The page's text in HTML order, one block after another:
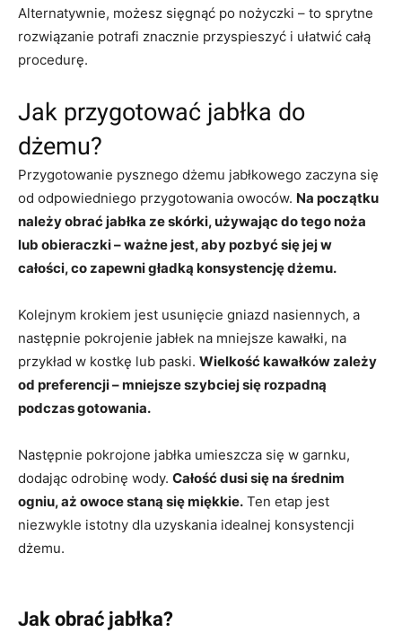
Alternatywnie, możesz sięgnąć po nożyczki – to sprytne
rozwiązanie potrafi znacznie przyspieszyć i ułatwić całą
procedurę.
Jak przygotować jabłka do
dżemu?
Przygotowanie pysznego dżemu jabłkowego zaczyna się
od odpowiedniego przygotowania owoców. Na początku
należy obrać jabłka ze skórki, używając do tego noża
lub obieraczki – ważne jest, aby pozbyć się jej w
całości, co zapewni gładką konsystencję dżemu.
Kolejnym krokiem jest usunięcie gniazd nasiennych, a
następnie pokrojenie jabłek na mniejsze kawałki, na
przykład w kostkę lub paski. Wielkość kawałków zależy
od preferencji – mniejsze szybciej się rozpadną
podczas gotowania.
Następnie pokrojone jabłka umieszcza się w garnku,
dodając odrobinę wody. Całość dusi się na średnim
ogniu, aż owoce staną się miękkie. Ten etap jest
niezwykle istotny dla uzyskania idealnej konsystencji
dżemu.
Jak obrać jabłka?